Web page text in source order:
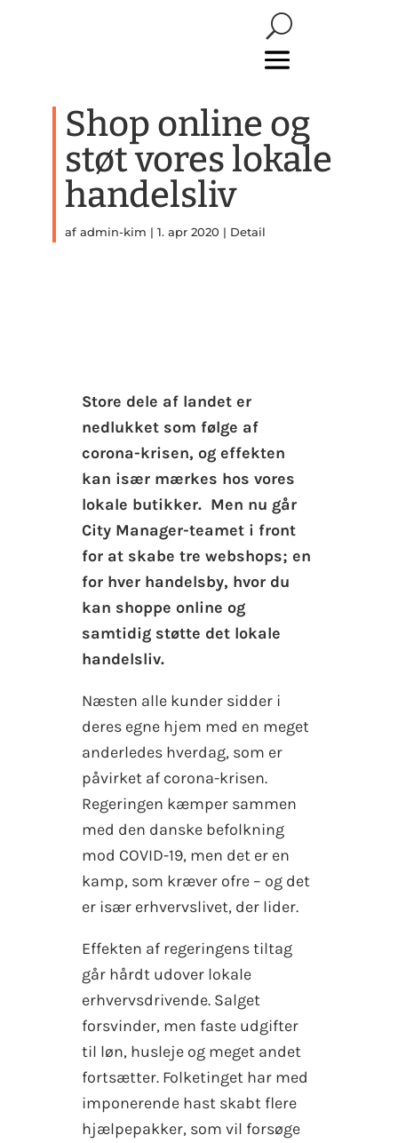
Shop online og
støt vores lokale
handelsliv
afadmin-kim |1. apr 2020 | Detail
Store dele af landet er
nedlukket som følge af
corona-krisen, og effekten
kan især mærkes hos vores
lokale butikker. Men nu går
City Manager-teamet i front
for at skabe tre webshops; en
for hver handelsby, hvor du
kan shoppe online og
samtidig støtte det lokale
handelsliv.
Næsten alle kunder sidder i
deres egne hjem med en meget
anderledes hverdag, som er
påvirket af corona-krisen.
Regeringen kæmper sammen
med den danske befolkning
mod COVID-19, men det er en
kamp, som kræver ofre – og det
er især erhvervslivet, der lider.
Effekten af regeringens tiltag
går hårdt udover lokale
erhvervsdrivende. Salget
forsvinder, men faste udgifter
til løn, husleje og meget andet
fortsætter. Folketinget har med
imponerende hast skabt flere
hjælpepakker, som vil forsøge